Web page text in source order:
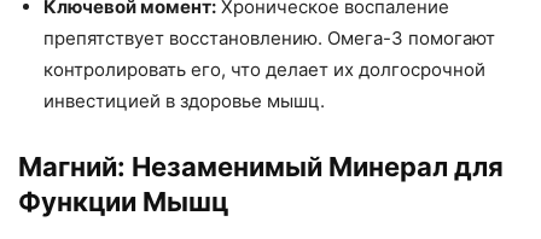
Ключевой момент: Хроническое воспаление
препятствует восстановлению. Омега-3 помогают
контролировать его, что делает их долгосрочной
инвестицией в здоровье мышц.
Магний: Незаменимый Минерал для
Функции Мышц